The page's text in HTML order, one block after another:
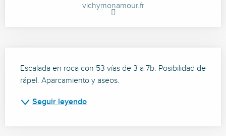
vichymonamour.fr
Escalada en roca con 53 vías de 3 a 7b. Posibilidad de
rápel. Aparcamiento y aseos.
Seguir leyendo